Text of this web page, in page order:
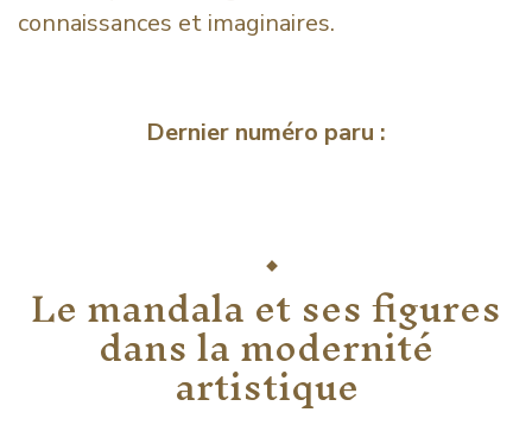
connaissances et imaginaires.
Dernier numéro paru :
Le mandala et ses figures
dans la modernité
artistique